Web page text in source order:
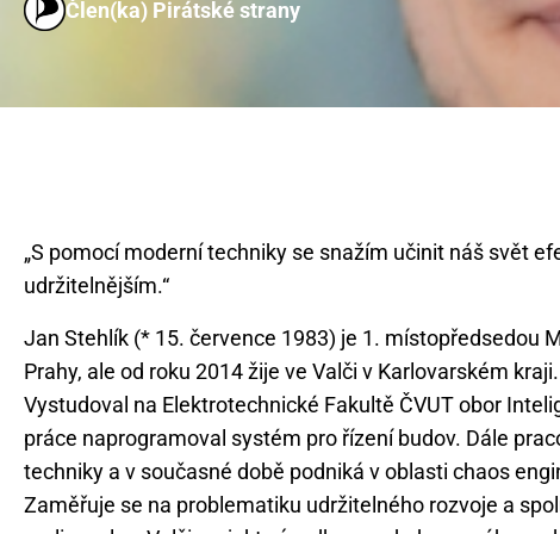
Člen(ka) Pirátské strany
„S pomocí moderní techniky se snažím učinit náš svět
Jan Stehlík (* 15. července 1983) je 1. místopředsedou
Prahy, ale od roku 2014 žije ve Valči v Karlovarském kraji.
Vystudoval na Elektrotechnické Fakultě ČVUT obor
práce naprogramoval systém pro řízení budov. Dále
techniky a v současné době podniká v oblasti chaos
Zaměřuje se na problematiku udržitelného rozvoje a